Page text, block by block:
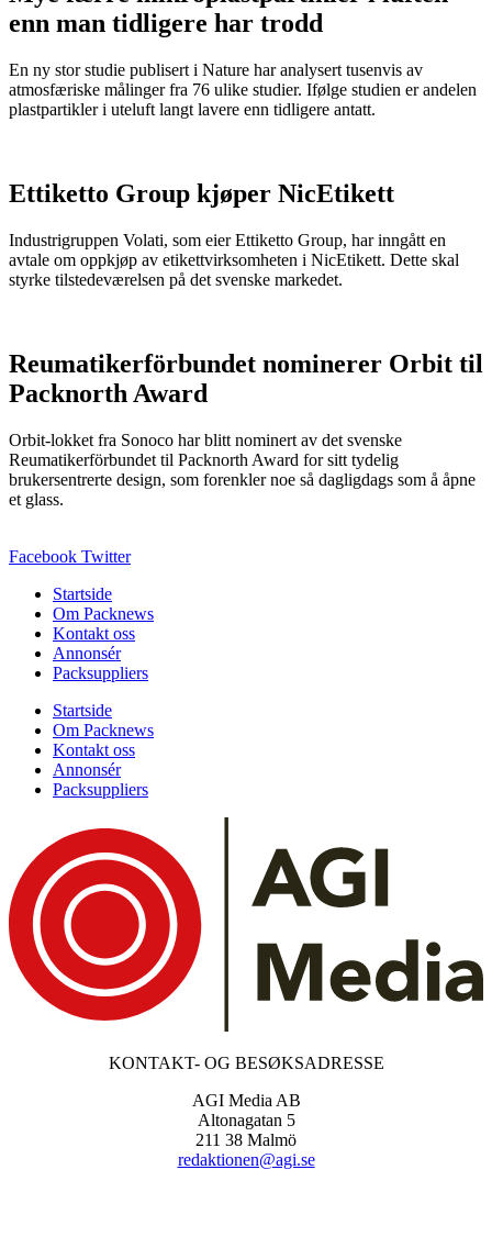
enn man tidligere har trodd
En ny stor studie publisert i Nature har analysert tusenvis av
atmosfæriske målinger fra 76 ulike studier. Ifølge studien er andelen
plastpartikler i uteluft langt lavere enn tidligere antatt.
Ettiketto Group kjøper NicEtikett
Industrigruppen Volati, som eier Ettiketto Group, har inngått en
avtale om oppkjøp av etikettvirksomheten i NicEtikett. Dette skal
styrke tilstedeværelsen på det svenske markedet.
Reumatikerförbundet nominerer Orbit til
Packnorth Award
Orbit-lokket fra Sonoco har blitt nominert av det svenske
Reumatikerförbundet til Packnorth Award for sitt tydelig
brukersentrerte design, som forenkler noe så dagligdags som å åpne
et glass.
Facebook Twitter
Startside
Om Packnews
Kontakt oss
Annonsér
Packsuppliers
Startside
Om Packnews
Kontakt oss
Annonsér
Packsuppliers
KONTAKT- OG BESØKSADRESSE
AGI Media AB
Altonagatan 5
211 38 Malmö
redaktionen@agi.se